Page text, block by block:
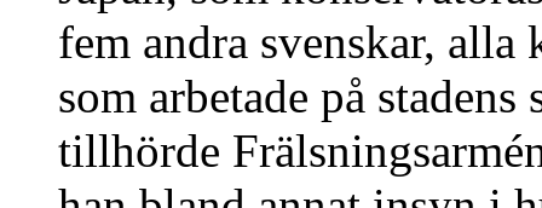
fem andra svenskar,
som arbetade på
tillhörde